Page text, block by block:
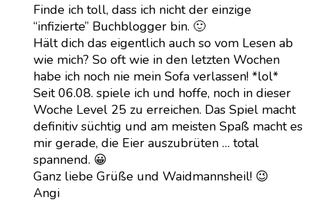
Finde ich toll, dass ich nicht der einzige
“infizierte” Buchblogger bin. 🙂
Hält dich das eigentlich auch so vom Lesen ab
wie mich? So oft wie in den letzten Wochen
habe ich noch nie mein Sofa verlassen! *lol*
Seit 06.08. spiele ich und hoffe, noch in dieser
Woche Level 25 zu erreichen. Das Spiel macht
definitiv süchtig und am meisten Spaß macht es
mir gerade, die Eier auszubrüten … total
spannend. 😀
Ganz liebe Grüße und Waidmannsheil! 😉
Angi